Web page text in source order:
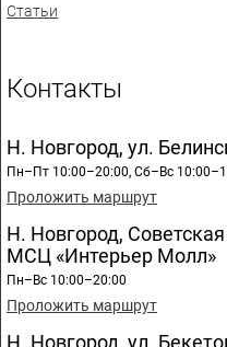
Статьи
Контакты
Н. Новгород, ул.
Пн–Пт 10:00–20:00, Сб–Вс
Проложить маршрут
Н. Новгород,
МСЦ «Интерьер Молл»
Пн–Вс 10:00–20:00
Проложить маршрут
Н. Новгород, ул.